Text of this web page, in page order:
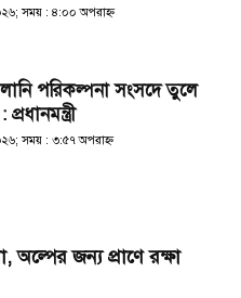
সময় : ৪:০০ অপরাহ্ণ
পরিকল্পনা সংসদে তুলে
সময় : ৩:৫৭ অপরাহ্ণ
জন্য প্রাণে রক্ষা